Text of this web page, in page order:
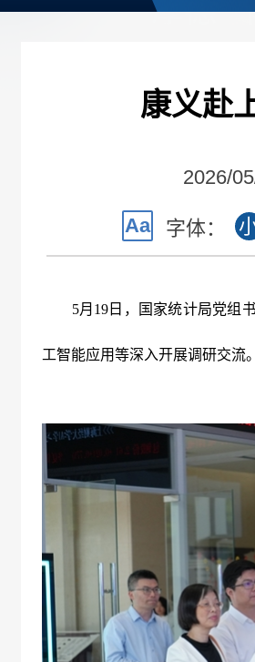
康义赴
2026/
Aa
字体：
5月 19 日，国家统计局党组
工智能应用等深入开展调研交流